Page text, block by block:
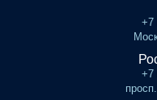
+7
+7